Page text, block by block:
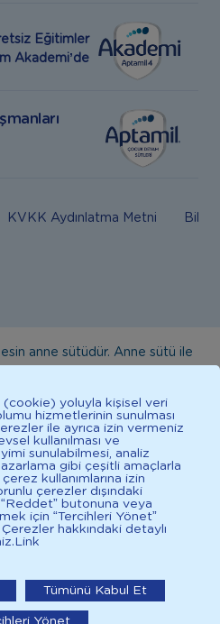
Eğitimler
Akademi’de
KVKK Aydınlatma Metni Bilgi
anne sütüdür. Anne sütü ile
bilgiler hekim tavsiyesi
için doktorunuza danışınız.
çeşitli beslenilmelidir. *D vitamini
normal işlevine katkıda
yoluyla kişisel veri
hizmetlerinin sunulması
ile ayrıca izin vermeniz
kullanılması ve
sunulabilmesi, analiz
gibi çeşitli amaçlarla
kullanımlarına izin
çerezler dışındaki
butonuna veya
için “Tercihleri Yönet”
hakkındaki detaylı
Link
Tümünü Kabul Et
Yönet